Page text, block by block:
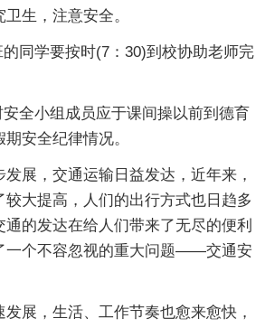
生，注意安全。
同学要按时(7：30)到校协助老师完
全小组成员应于课间操以前到德育
安全纪律情况。
发展，交通运输日益发达，近年来，
较大提高，人们的出行方式也日趋多
的发达在给人们带来了无尽的便利
一个不容忽视的重大问题——交通安
发展，生活、工作节奏也愈来愈快，